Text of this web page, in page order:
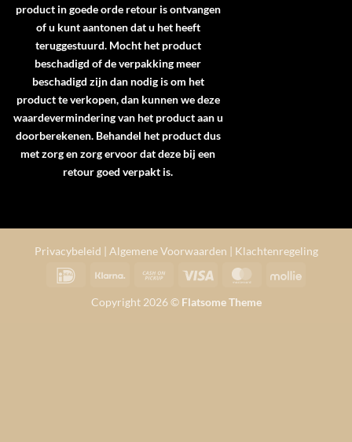
product in goede orde retour is ontvangen
of u kunt aantonen dat u het heeft
teruggestuurd. Mocht het product
beschadigd of de verpakking meer
beschadigd zijn dan nodig is om het
product te verkopen, dan kunnen we deze
waardevermindering van het product aan u
doorberekenen. Behandel het product dus
met zorg en zorg ervoor dat deze bij een
retour goed verpakt is.
Privacybeleid | Algemene Voorwaarden | Klachtenregeling
IDeal
Klarna
Cash
Pickup
Visa MasterCardMollie
Copyright 2026 © Flatsome Theme